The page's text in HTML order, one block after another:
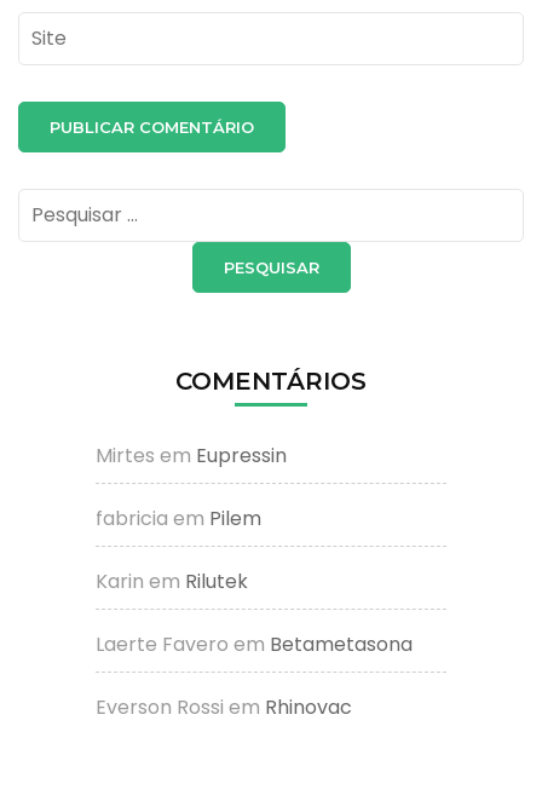
Site
Pesquisar
por:
COMENTÁRIOS
Mirtes em Eupressin
fabricia em Pilem
Karin em Rilutek
Laerte Favero em Betametasona
Everson Rossi em Rhinovac